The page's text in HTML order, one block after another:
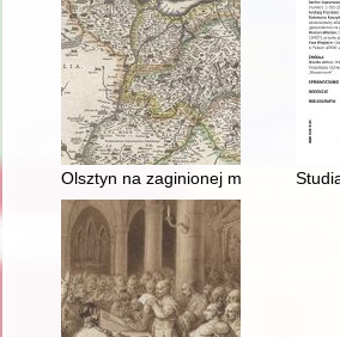
Olsztyn na zaginionej mapie z XVII w